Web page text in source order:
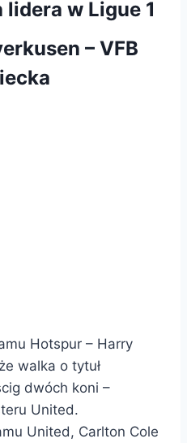
w Ligue 1
– VFB
Hotspur – Harry
walka o tytuł
dwóch koni –
United.
United, Carlton Cole